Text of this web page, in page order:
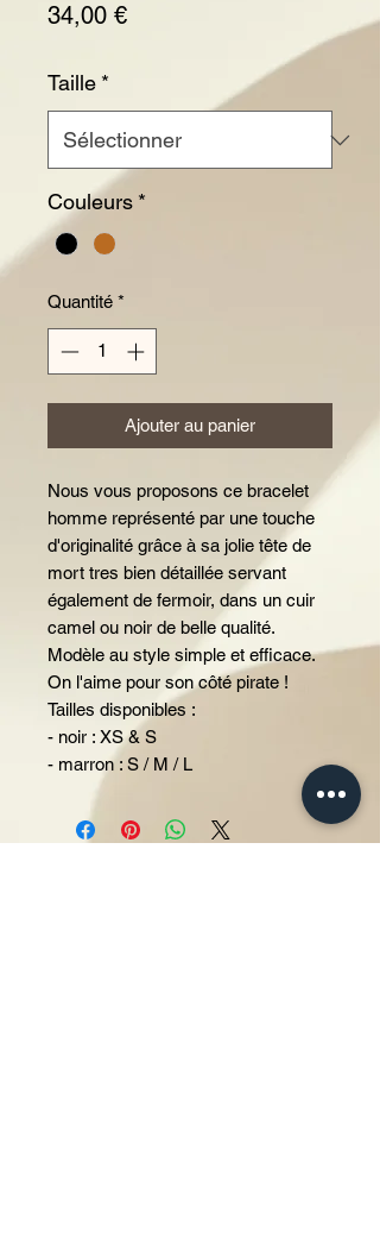
34,00 €Prix
Taille *
Couleurs *
Quantité *
Ajouter au panier
Nous vous proposons ce bracelet
homme représenté par une touche
d'originalité grâce à sa jolie tête de
mort tres bien détaillée servant
également de fermoir, dans un cuir
camel ou noir de belle qualité.
Modèle au style simple et efficace.
On l'aime pour son côté pirate !
Tailles disponibles :
- noir : XS & S
- marron : S / M / L